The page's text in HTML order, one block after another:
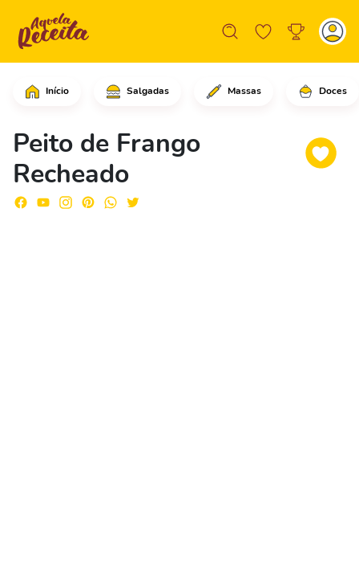
Início Salgadas Massas Doces
Peito de Frango
Recheado
Comece cortando os peitos de